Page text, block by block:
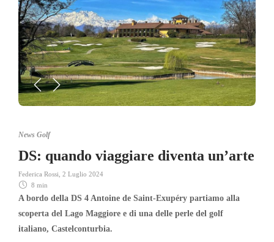
News Golf
DS: quando viaggiare diventa un’arte
Federica Rossi 2 Luglio 2024
8 min
A bordo della DS 4 Antoine de Saint-Exupéry partiamo alla
scoperta del Lago Maggiore e di una delle perle del golf
italiano, Castelconturbia.